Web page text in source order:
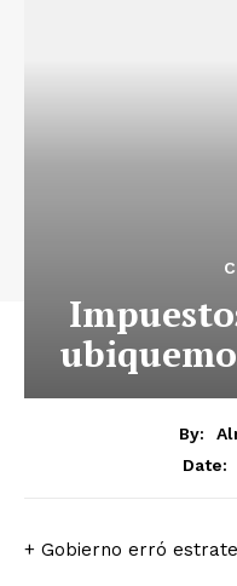
By:
Date:
+ Gobierno erró